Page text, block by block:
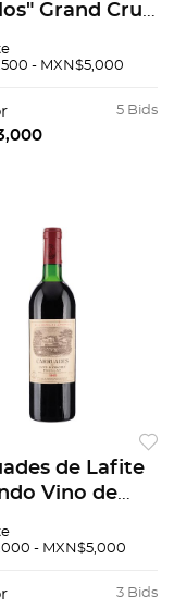
Grand Cru
Grand
Total de
- MXN$5,000
5 Bids
de Lafite
Vino de
1985
en el cuello 90
- MXN$5,000
3 Bids